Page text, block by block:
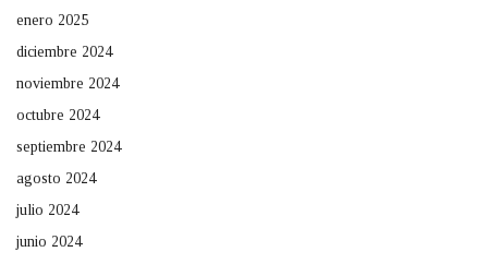
enero 2025
diciembre 2024
noviembre 2024
octubre 2024
septiembre 2024
agosto 2024
julio 2024
junio 2024